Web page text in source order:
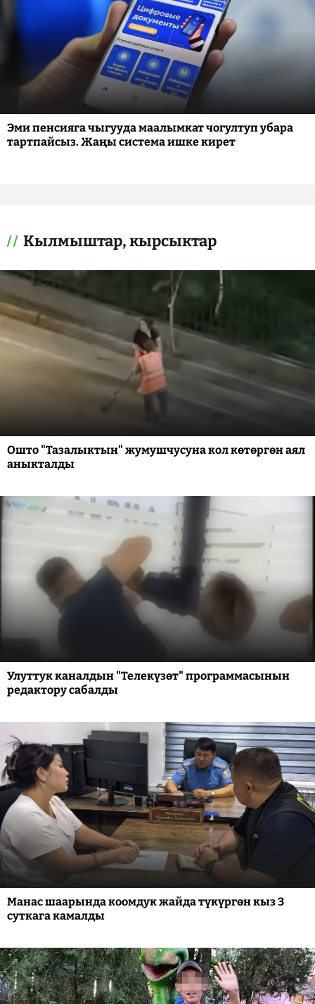
Эми пенсияга чыгууда маалымкат чогултуп убара
тартпайсыз. Жаңы система ишке кирет
Кылмыштар, кырсыктар
Ошто "Тазалыктын" жумушчусуна кол көтөргөн аял
аныкталды
Улуттук каналдын "Телекүзөт" программасынын
редактору сабалды
Манас шаарында коомдук жайда түкүргөн кыз 3
суткага камалды